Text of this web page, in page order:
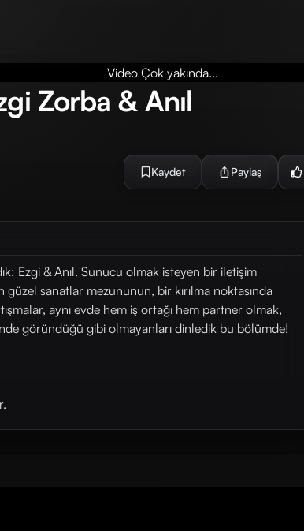
Video Çok yakında...
Zorba & Anıl
Kaydet Paylaş
Ezgi & Anıl. Sunucu olmak isteyen bir iletişim
sanatlar mezununun, bir kırılma noktasında
aynı evde hem iş ortağı hem partner olmak,
göründüğü gibi olmayanları dinledik bu bölümde!